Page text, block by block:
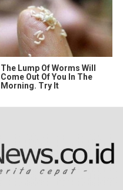
The Lump Of Worms Will
Come Out Of You In The
Morning. Try It